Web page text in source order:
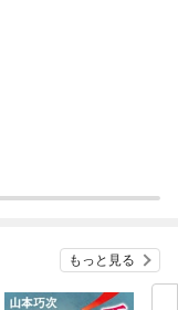
もっと見る